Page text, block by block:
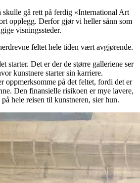
skulle gå rett på ferdig «International Art
opplegg. Derfor gjør vi heller sånn som
visningssteder.
feltet hele tiden vært avgjørende.
starter. Det er der de større galleriene ser
kunstnere starter sin karriere.
oppmerksomme på det feltet, fordi det er
Den finansielle risikoen er mye lavere,
hele reisen til kunstneren, sier hun.